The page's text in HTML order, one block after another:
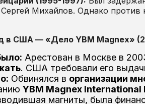
Михайлов. Однако
в США — «Дело YBM Magnex»
Арестован в Москве в
. США требовали его
Обвинялся в организации
YBM Magnex International
магниты, была